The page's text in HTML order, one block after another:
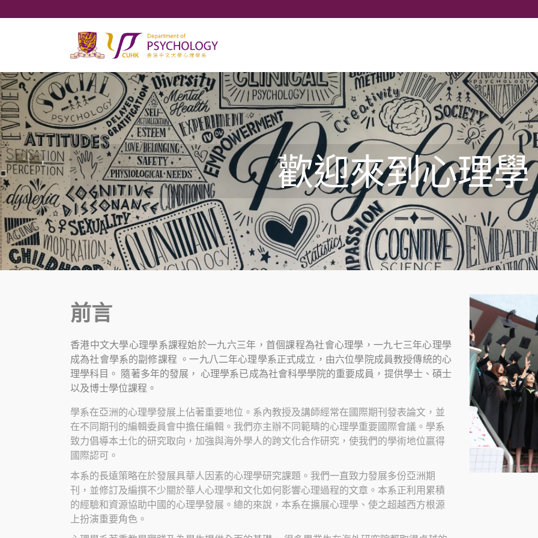
歡迎來到心理學
前言
香港中文大學心理學系課程始於一九六三年，首個課程為社會心理學，一九七三年心理學
成為社會學系的副修課程 。一九八二年心理學系正式成立，由六位學院成員教授傳統的心
理學科目。 隨著多年的發展， 心理學系已成為社會科學學院的重要成員，提供學士、碩士
以及博士學位課程。
學系在亞洲的心理學發展上佔著重要地位。系內教授及講師經常在國際期刊發表論文，並
在不同期刊的編輯委員會中擔任編輯。我們亦主辦不同範疇的心理學重要國際會議。學系
致力倡導本土化的研究取向，加強與海外學人的跨文化合作研究，使我們的學術地位嬴得
國際認可。
本系的長遠策略在於發展具華人因素的心理學研究課題。我們一直致力發展多份亞洲期
刊，並修訂及編撰不少關於華人心理學和文化如何影響心理過程的文章。本系正利用累積
的經驗和資源協助中國的心理學發展。總的來說，本系在擴展心理學、使之超越西方根源
上扮演重要角色。